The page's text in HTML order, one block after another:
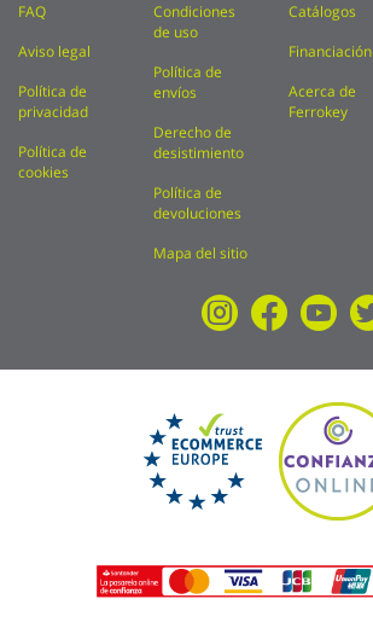
FAQ
Aviso legal
Política de
privacidad
Política de
cookies
Condiciones
de uso
Política de
envíos
Derecho de
desistimiento
Política de
devoluciones
Mapa del sitio
Catálogos
Financiación
Acerca de
Ferrokey